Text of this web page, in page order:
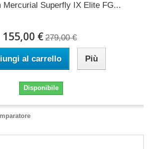
Mercurial Superfly IX Elite FG...
155,00 € 279,00 €
al carrello Più
Disponibile